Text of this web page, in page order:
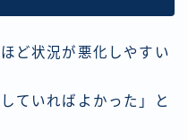
ど状況が悪化しやすい
ていればよかった」と